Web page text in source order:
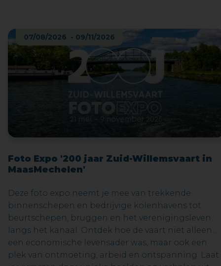
07/08/2026 - 09/11/2026
Foto Expo '200 jaar Zuid-Willemsvaart in
MaasMechelen'
Deze foto expo neemt je mee van trekkende
binnenschepen en bedrijvige kolenhavens tot
beurtschepen, bruggen en het verenigingsleven
langs het kanaal. Ontdek hoe de vaart niet alleen
een economische levensader was, maar ook een
plek van ontmoeting, arbeid en ontspanning. Laat